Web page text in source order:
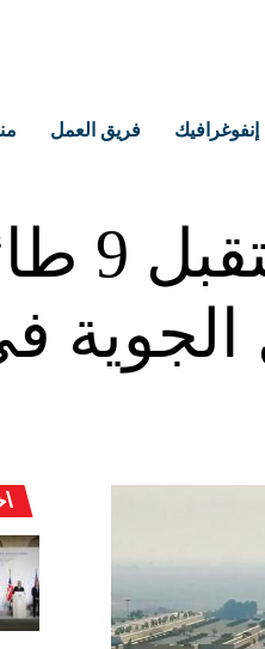
إنفوغرافيك فريق العمل
النقل: